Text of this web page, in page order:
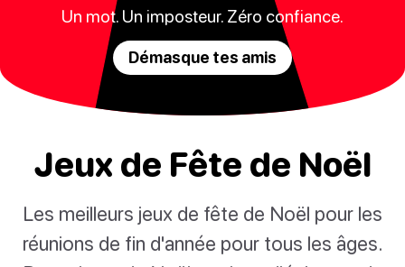
Un mot. Un imposteur. Zéro confiance.
Démasque tes amis
Jeux de Fête de Noël
Les meilleurs jeux de fête de Noël pour les
réunions de fin d'année pour tous les âges.